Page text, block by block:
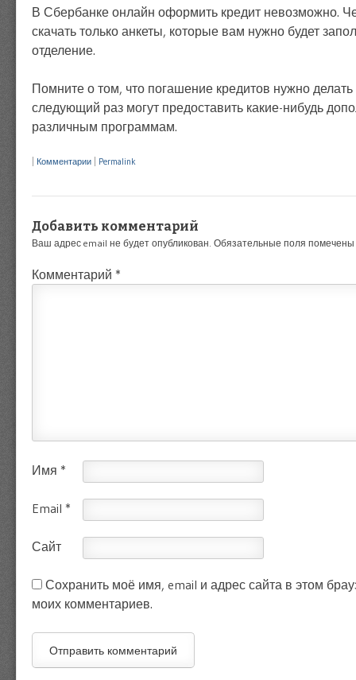
В Сбербанке онлайн оформить кредит невозможно.
скачать только анкеты, которые вам нужно будет
отделение.
Помните о том, что погашение кредитов нужно
следующий раз могут предоставить какие-нибудь
различным программам.
Комментарии Permalink
Добавить комментарий
Ваш адрес email не будет опубликован. Обязательные поля помечены
Комментарий *
Имя *
Email *
Сайт
Сохранить моё имя, email и адрес сайта в этом
моих комментариев.